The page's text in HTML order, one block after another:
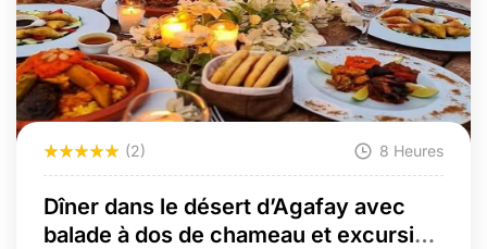
(2) 8 Heures
Dîner dans le désert d’Agafay avec
balade à dos de chameau et excursion